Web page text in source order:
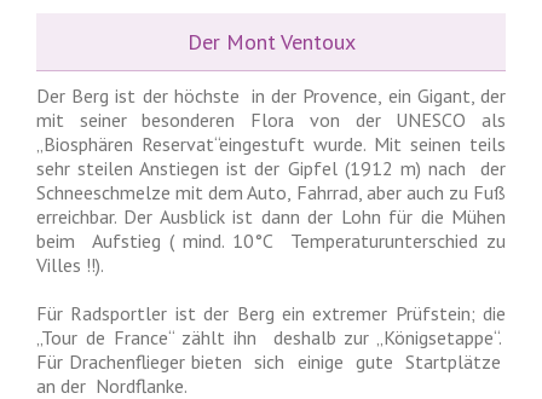
Der Mont Ventoux
Der Berg ist der höchste in der Provence, ein Gigant, der
mit seiner besonderen Flora von der UNESCO als
„Biosphären Reservat“eingestuft wurde. Mit seinen teils
sehr steilen Anstiegen ist der Gipfel (1912 m) nach der
Schneeschmelze mit dem Auto, Fahrrad, aber auch zu Fuß
erreichbar. Der Ausblick ist dann der Lohn für die Mühen
beim Aufstieg ( mind. 10°C Temperaturunterschied zu
Villes !!).
Für Radsportler ist der Berg ein extremer Prüfstein; die
„Tour de France“ zählt ihn deshalb zur „Königsetappe“.
Für Drachenflieger bieten sich einige gute Startplätze
an der Nordflanke.